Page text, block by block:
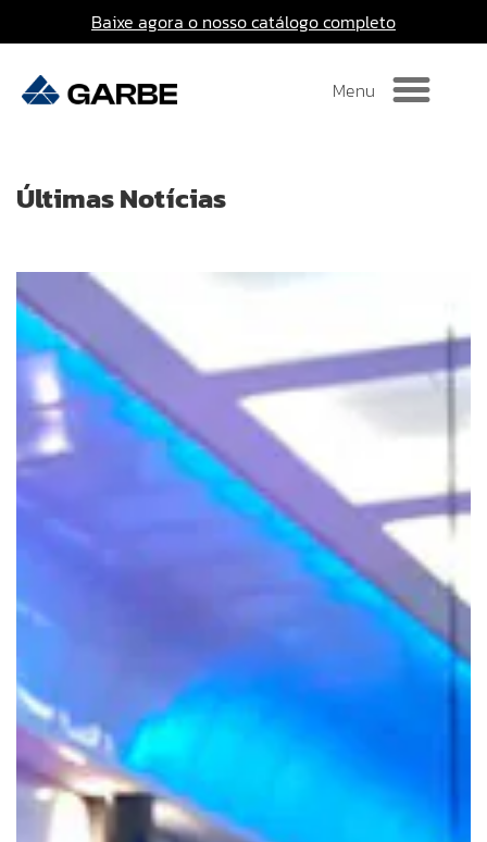
Baixe agora o nosso catálogo completo
Últimas Notícias